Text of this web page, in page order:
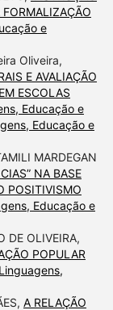
e
Oliveira,
E AVALIAÇÃO
ESCOLAS
Educação e
Educação e
MARDEGAN
NA BASE
POSITIVISMO
Educação e
DE OLIVEIRA,
POPULAR
Linguagens,
A RELAÇÃO